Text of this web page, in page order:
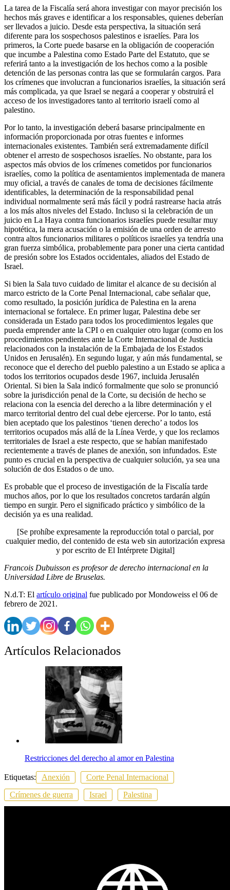
La tarea de la Fiscalía será ahora investigar con mayor precisión los
hechos más graves e identificar a los responsables, quienes deberían
ser llevados a juicio. Desde esta perspectiva, la situación será
diferente para los sospechosos palestinos e israelíes. Para los
primeros, la Corte puede basarse en la obligación de cooperación
que incumbe a Palestina como Estado Parte del Estatuto, que se
referirá tanto a la investigación de los hechos como a la posible
detención de las personas contra las que se formularán cargos. Para
los crímenes que involucran a funcionarios israelíes, la situación será
más complicada, ya que Israel se negará a cooperar y obstruirá el
acceso de los investigadores tanto al territorio israelí como al
palestino.
Por lo tanto, la investigación deberá basarse principalmente en
información proporcionada por otras fuentes e informes
internacionales existentes. También será extremadamente difícil
obtener el arresto de sospechosos israelíes. No obstante, para los
aspectos más obvios de los crímenes cometidos por funcionarios
israelíes, como la política de asentamientos implementada de manera
muy oficial, a través de canales de toma de decisiones fácilmente
identificables, la determinación de la responsabilidad penal
individual normalmente será más fácil y podrá rastrearse hacia atrás
a los más altos niveles del Estado. Incluso si la celebración de un
juicio en La Haya contra funcionarios israelíes puede resultar muy
hipotética, la mera acusación o la emisión de una orden de arresto
contra altos funcionarios militares o políticos israelíes ya tendría una
gran fuerza simbólica, probablemente para poner una cierta cantidad
de presión sobre los Estados occidentales, aliados del Estado de
Israel.
Si bien la Sala tuvo cuidado de limitar el alcance de su decisión al
marco estricto de la Corte Penal Internacional, cabe señalar que,
como resultado, la posición jurídica de Palestina en la arena
internacional se fortalece. En primer lugar, Palestina debe ser
considerada un Estado para todos los procedimientos legales que
pueda emprender ante la CPI o en cualquier otro lugar (como en los
procedimientos pendientes ante la Corte Internacional de Justicia
relacionados con la instalación de la Embajada de los Estados
Unidos en Jerusalén). En segundo lugar, y aún más fundamental, se
reconoce que el derecho del pueblo palestino a un Estado se aplica a
todos los territorios ocupados desde 1967, incluida Jerusalén
Oriental. Si bien la Sala indicó formalmente que solo se pronunció
sobre la jurisdicción penal de la Corte, su decisión de hecho se
relaciona con la esencia del derecho a la libre determinación y el
marco territorial dentro del cual debe ejercerse. Por lo tanto, está
bien aceptado que los palestinos ‘tienen derecho’ a todos los
territorios ocupados más allá de la Línea Verde, y que los reclamos
territoriales de Israel a este respecto, que se habían manifestado
recientemente a través de planes de anexión, son infundados. Este
punto es crucial en la perspectiva de cualquier solución, ya sea una
solución de dos Estados o de uno.
Es probable que el proceso de investigación de la Fiscalía tarde
muchos años, por lo que los resultados concretos tardarán algún
tiempo en surgir. Pero el significado práctico y simbólico de la
decisión ya es una realidad.
[Se prohíbe expresamente la reproducción total o parcial, por
cualquier medio, del contenido de esta web sin autorización expresa
y por escrito de El Intérprete Digital]
Francois Dubuisson es profesor de derecho internacional en la
Universidad Libre de Bruselas.
N.d.T: El artículo original fue publicado por Mondoweiss el 06 de
febrero de 2021.
Artículos Relacionados
Restricciones del derecho al amor en Palestina
Etiquetas: Anexión
Corte Penal Internacional
Crímenes de guerra
Israel Palestina